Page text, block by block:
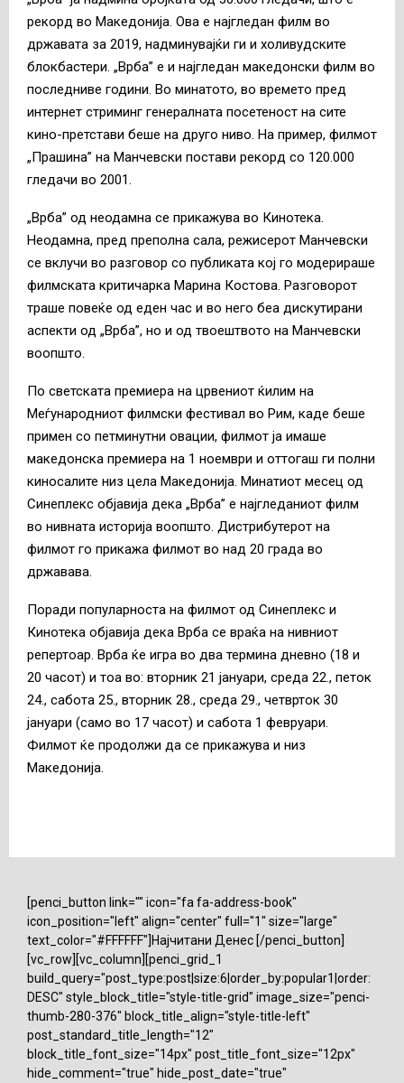
рекорд во Македонија. Ова е најгледан филм во
државата за 2019, надминувајќи ги и холивудските
блокбастери. „Врба” е и најгледан македонски филм во
последниве години. Во минатото, во времето пред
интернет стриминг генералната посетеност на сите
кино-претстави беше на друго ниво. На пример, филмот
„Прашина” на Манчевски постави рекорд со 120.000
гледачи во 2001.
„Врба” од неодамна се прикажува во Кинотека.
Неодамна, пред преполна сала, режисерот Манчевски
се вклучи во разговор со публиката кој го модерираше
филмската критичарка Марина Костова. Разговорот
траше повеќе од еден час и во него беа дискутирани
аспекти од „Врба”, но и од твоештвото на Манчевски
воопшто.
По светската премиера на црвениот ќилим на
Меѓународниот филмски фестивал во Рим, каде беше
примен со петминутни овации, филмот ја имаше
македонска премиера на 1 ноември и оттогаш ги полни
киносалите низ цела Македонија. Минатиот месец од
Синеплекс објавија дека „Врба” е најгледаниот филм
во нивната историја воопшто. Дистрибутерот на
филмот го прикажа филмот во над 20 града во
државава.
Поради популарноста на филмот од Синеплекс и
Кинотека објавија дека Врба се враќа на нивниот
репертоар. Врба ќе игра во два термина дневно (18 и
20 часот) и тоа во: вторник 21 јануари, среда 22., петок
24., сабота 25., вторник 28., среда 29., четврток 30
јануари (само во 17 часот) и сабота 1 февруари.
Филмот ќе продолжи да се прикажува и низ
Македонија.
[penci_button link="" icon="fa fa-address-book"
icon_position="left" align="center" full="1" size="large"
text_color="#FFFFFF"]Најчитани Денес [/penci_button]
[vc_row][vc_column][penci_grid_1
build_query="post_type:post|size:6|order_by:popular1|order:
DESC" style_block_title="style-title-grid" image_size="penci-
thumb-280-376" block_title_align="style-title-left"
post_standard_title_length="12"
block_title_font_size="14px" post_title_font_size="12px"
hide_comment="true" hide_post_date="true"